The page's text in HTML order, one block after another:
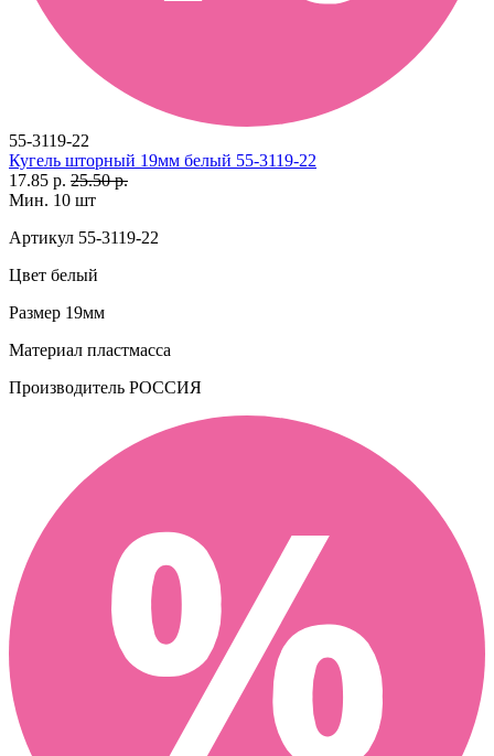
55-3119-22
Кугель шторный 19мм белый 55-3119-22
17.85 р. 25.50 р.
Мин. 10 шт
Артикул 55-3119-22
Цвет белый
Размер 19мм
Материал пластмасса
Производитель РОССИЯ